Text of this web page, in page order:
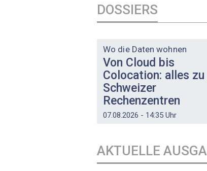
DOSSIERS
Wo die Daten wohnen
Von Cloud bis
Colocation: alles zu
Schweizer
Rechenzentren
07.08.2026 - 14:35 Uhr
AKTUELLE